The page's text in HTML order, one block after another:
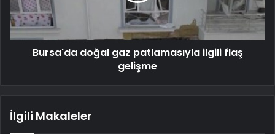
Bursa'da doğal gaz patlamasıyla ilgili flaş
gelişme
İlgili Makaleler